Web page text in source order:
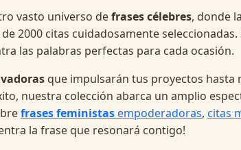
vasto universo defrases célebres, donde
2000 citas cuidadosamente
las palabras perfectas para cada ocasión.
que impulsarán tus proyectos
nuestra colección abarca un amplio
frases feministasempoderadoras, citas
la frase que resonará contigo!